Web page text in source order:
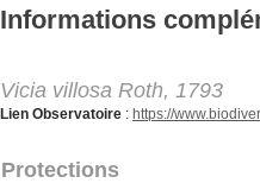
Aller au contenu principal
Informations
Vicia villosa Roth, 1793
Lien Observatoire : https://
Protections